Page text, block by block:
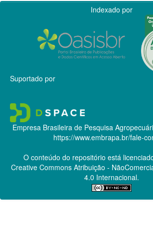
Indexado por
Suportado por
Empresa Brasileira de Pesquisa
https://www.embrapa.br/fale-
O conteúdo do repositório está
Creative CommonsAtribuição -
4.0 Internacional.